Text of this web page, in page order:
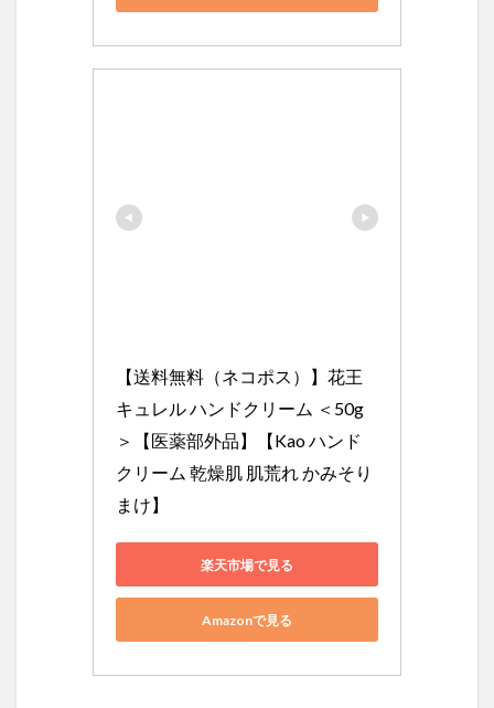
【送料無料（ネコポス）】花王
キュレル ハンドクリーム ＜50g
＞【医薬部外品】【Kao ハンド
クリーム 乾燥肌 肌荒れ かみそり
まけ】
楽天市場で見る
Amazonで見る